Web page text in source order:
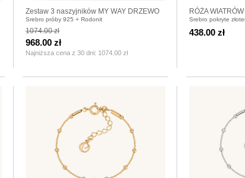
Zestaw 3 naszyjników MY WAY DRZEWO
RÓŻA
Srebro próby 925 + Rodonit
1074.00 zł
Najniższa cena z 30 dni: 1074.00 zł
968.00 zł
RÓŻA
Srebro pokryte
438.00 zł